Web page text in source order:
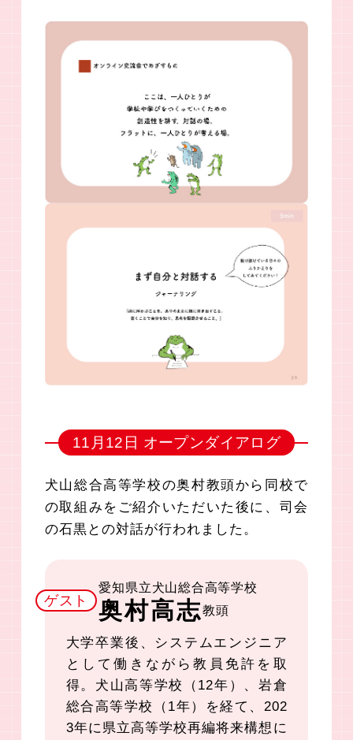
11月12日 オープンダイアログ
犬山総合高等学校の奥村教頭から同校で
の取組みをご紹介いただいた後に、司会
の石黒との対話が行われました。
ゲスト
愛知県立犬山総合高等学校
奥村高志教頭
大学卒業後、システムエンジニア
として働きながら教員免許を取
得。犬山高等学校（12年）、岩倉
総合高等学校（1年）を経て、202
3年に県立高等学校再編将来構想に